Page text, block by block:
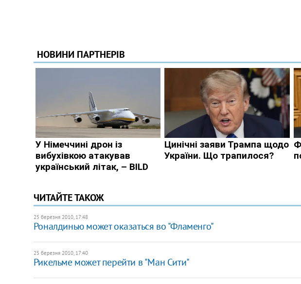
ЧИТАЙТЕ ТАКОЖ
25 березня 2010, 17:48
Роналдинью может оказаться во "Фламенго"
25 березня 2010, 17:40
Рикельме может перейти в "Ман Сити"